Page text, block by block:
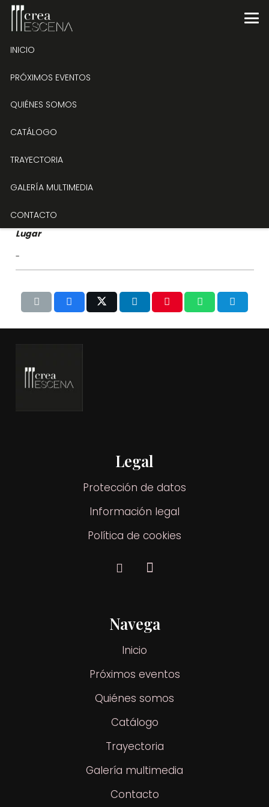
INICIO
PRÓXIMOS EVENTOS
QUIÉNES SOMOS
CATÁLOGO
TRAYECTORIA
GALERÍA MULTIMEDIA
CONTACTO
Ópera Gourmet. Madama Butterfly.
02/01/2019
Lugar
-
Legal
Protección de datos
Información legal
Política de cookies
Navega
Inicio
Próximos eventos
Quiénes somos
Catálogo
Trayectoria
Galería multimedia
Contacto